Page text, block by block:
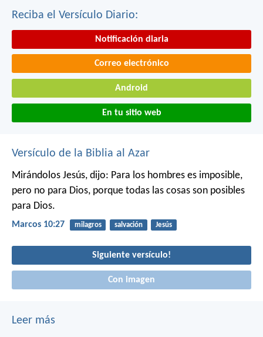
Reciba el Versículo Diario:
Notificación diaria
Correo electrónico
Android
En tu sitio web
Versículo de la Biblia al Azar
Mirándolos Jesús, dijo: Para los hombres es imposible,
pero no para Dios, porque todas las cosas son posibles
para Dios.
Marcos 10:27 milagros salvación Jesús
Siguiente versículo!
Con imagen
Leer más